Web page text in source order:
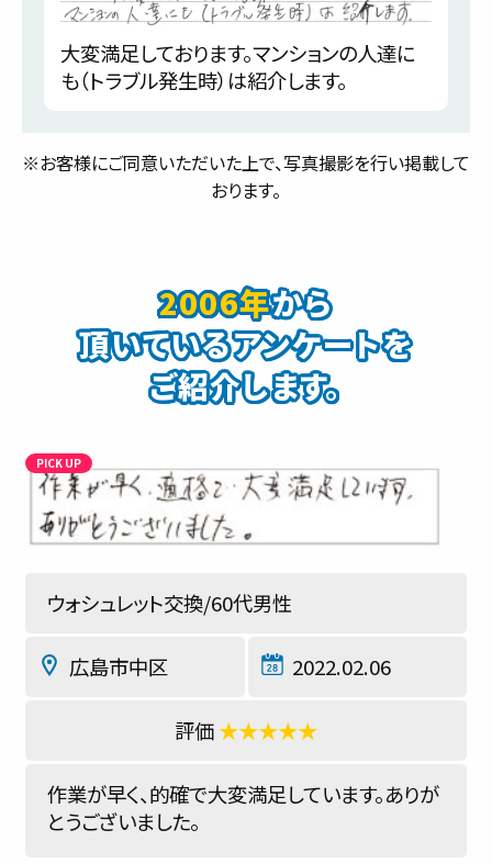
大変満足しております。マンションの人達に
も（トラブル発生時）は紹介します。
※お客様にご同意いただいた上で、写真撮影を行い掲載して
おります。
2006年から
頂いているアンケートを
ご紹介します。
ウォシュレット交換/60代男性
広島市中区 2022.02.06
★★★★★
作業が早く、的確で大変満足しています。ありが
とうございました。